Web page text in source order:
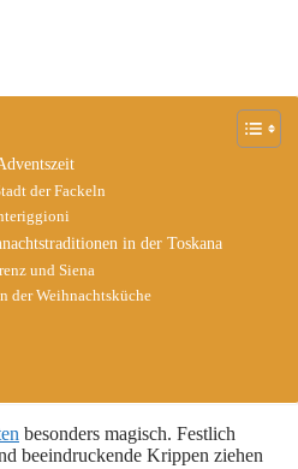
der Fackeln
in der Toskana
und Siena
der Weihnachtsküche
besonders magisch. Festlich
beeindruckende Krippen ziehen